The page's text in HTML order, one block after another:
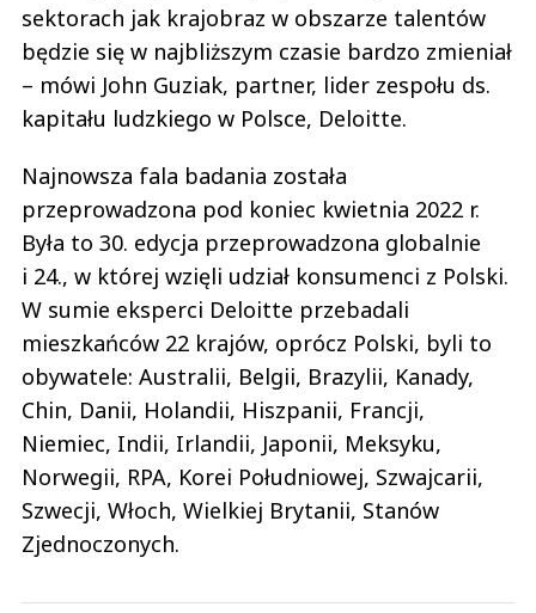
sektorach jak krajobraz w obszarze talentów
będzie się w najbliższym czasie bardzo zmieniał
– mówi John Guziak, partner, lider zespołu ds.
kapitału ludzkiego w Polsce, Deloitte.
Najnowsza fala badania została
przeprowadzona pod koniec kwietnia 2022 r.
Była to 30. edycja przeprowadzona globalnie
i 24., w której wzięli udział konsumenci z Polski.
W sumie eksperci Deloitte przebadali
mieszkańców 22 krajów, oprócz Polski, byli to
obywatele: Australii, Belgii, Brazylii, Kanady,
Chin, Danii, Holandii, Hiszpanii, Francji,
Niemiec, Indii, Irlandii, Japonii, Meksyku,
Norwegii, RPA, Korei Południowej, Szwajcarii,
Szwecji, Włoch, Wielkiej Brytanii, Stanów
Zjednoczonych.